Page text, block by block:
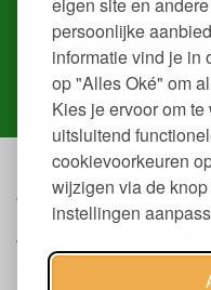
persoonlijke
informatie vind je in
op "Alles Oké" om
Kies je ervoor om
uitsluitend
cookievoorkeuren
wijzigen via de
instellingen
Volg jebestelling
artikel.
Heb je ons
Onze
mensen
Klantenservice
Overige
Algemene Voorwaarden